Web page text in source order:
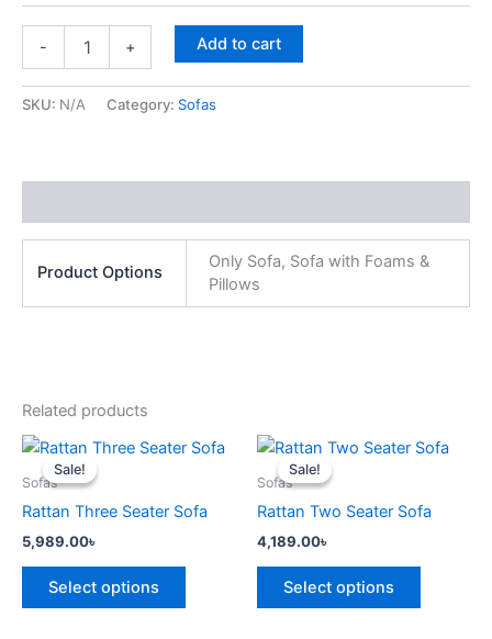
- + Add to cart
SKU: N/A Category: Sofas
Product Options
Only Sofa, Sofa with Foams &
Pillows
Related products
Sale!
Sale!
Sofas
Rattan Three Seater Sofa
5,989.00৳
Select options
This
options
Sale!
Sale!
Sofas
Rattan Two Seater Sofa
4,189.00৳
Select options
This
options